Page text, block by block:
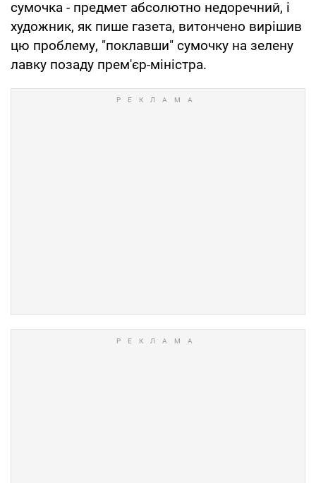
сумочка - предмет абсолютно недоречний, і
художник, як пише газета, витончено вирішив
цю проблему, "поклавши" сумочку на зелену
лавку позаду прем'єр-міністра.